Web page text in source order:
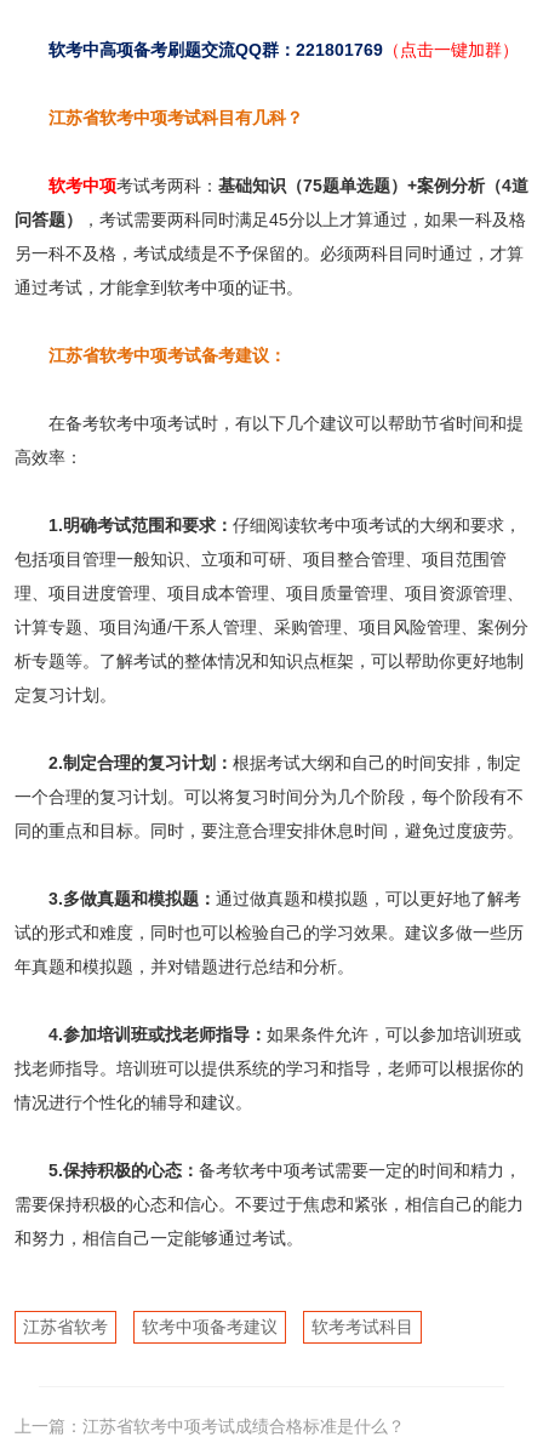
软考中高项备考刷题交流QQ群：221801769（点击一键加群）
江苏省软考中项考试科目有几科？
软考中项考试考两科： 基础知识（75题单选题）+案例分析（4道
问答题）
，考试需要两科同时满足45分以上才算通过，如果一科及格
另一科不及格，考试成绩是不予保留的。必须两科目同时通过，才算
通过考试，才能拿到软考中项的证书。
江苏省软考中项考试备考建议：
在备考软考中项考试时，有以下几个建议可以帮助节省时间和提
高效率：
1.明确考试范围和要求： 仔细阅读软考中项考试的大纲和要求，
包括项目管理一般知识、立项和可研、项目整合管理、项目范围管
理、项目进度管理、项目成本管理、项目质量管理、项目资源管理、
计算专题、项目沟通/干系人管理、采购管理、项目风险管理、案例分
析专题等。了解考试的整体情况和知识点框架，可以帮助你更好地制
定复习计划。
2.制定合理的复习计划： 根据考试大纲和自己的时间安排，制定
一个合理的复习计划。可以将复习时间分为几个阶段，每个阶段有不
同的重点和目标。同时，要注意合理安排休息时间，避免过度疲劳。
3.多做真题和模拟题： 通过做真题和模拟题，可以更好地了解考
试的形式和难度，同时也可以检验自己的学习效果。建议多做一些历
年真题和模拟题，并对错题进行总结和分析。
4.参加培训班或找老师指导： 如果条件允许，可以参加培训班或
找老师指导。培训班可以提供系统的学习和指导，老师可以根据你的
情况进行个性化的辅导和建议。
5.保持积极的心态： 备考软考中项考试需要一定的时间和精力，
需要保持积极的心态和信心。不要过于焦虑和紧张，相信自己的能力
和努力，相信自己一定能够通过考试。
江苏省软考 软考中项备考建议 软考考试科目
上一篇： 江苏省软考中项考试成绩合格标准是什么？